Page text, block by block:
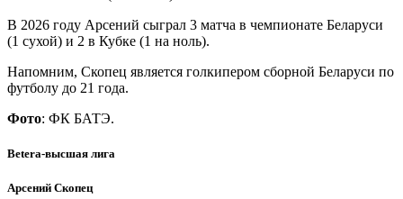
В 2026 году Арсений сыграл 3 матча в чемпионате Беларуси
(1 сухой) и 2 в Кубке (1 на ноль).
Напомним, Скопец является голкипером сборной Беларуси по
футболу до 21 года.
Фото: ФК БАТЭ.
Betera-высшая лига
Арсений Скопец